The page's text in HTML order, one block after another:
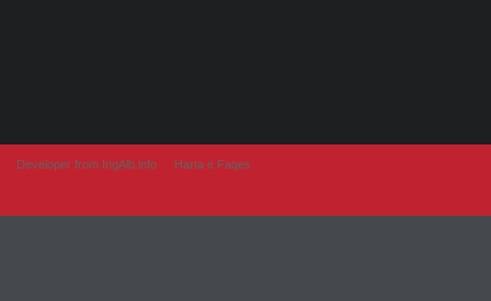
Developer from IngAlb.info Harta e Faqes